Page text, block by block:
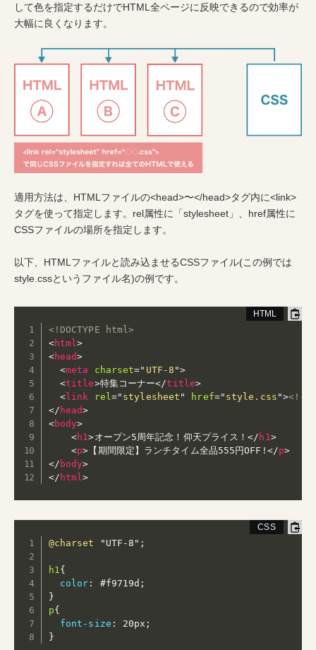
して色を指定するだけでHTML全ページに反映できるので効率が
大幅に良くなります。
適用方法は、HTMLファイルの<head>〜</head>タグ内に<link>
タグを使って指定します。rel属性に「stylesheet」、href属性に
CSSファイルの場所を指定します。
以下、HTMLファイルと読み込ませるCSSファイル(この例では
style.cssというファイル名)の例です。
<!DOCTYPE html>
<html>
<head>
<meta charset=" UTF-8 ">
<title>特集コーナー</title>
< link rel=" stylesheet " href=" style.css "><!--
</ head>
<body>
<h1>オープン5周年記念！仰天プライス！</ h1>
<p> 【期間限定】ランチタイム全品555円OFF! </p>
</ body>
</ html>
@charset "UTF-8" ;
h1 {
color : #f9719d ;
}
p{
font-size : 20px ;
}